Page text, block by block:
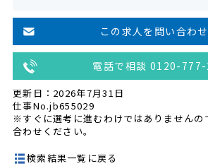
この求人を問い合わ
電話で相談 0120-
更新日：2026年7月31日
仕事No.jb655029
※すぐに選考に進むわけではありませんの
合わせください。
検索結果一覧に戻る